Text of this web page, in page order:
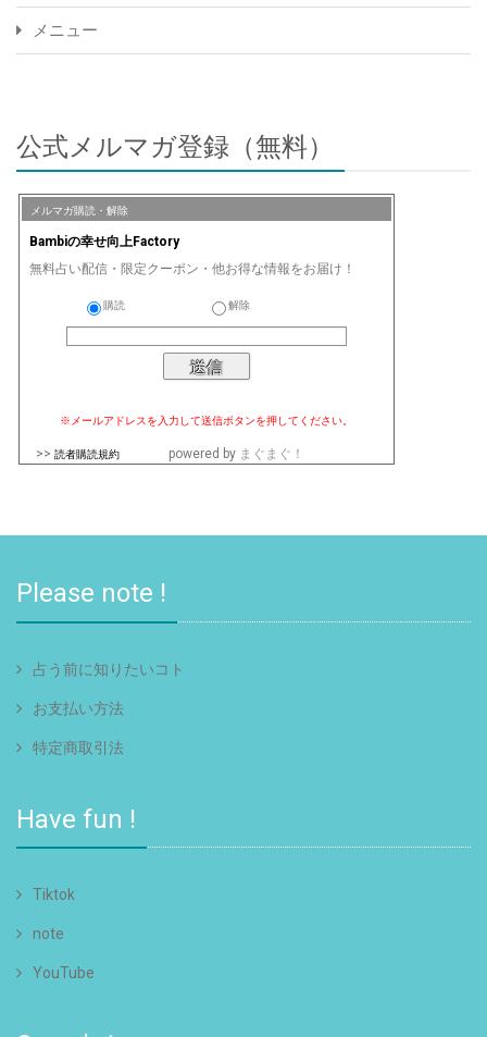
メニュー
公式メルマガ登録（無料）
メルマガ購読・解除
Bambiの幸せ向上Factory
無料占い配信・限定クーポン・他お得な情報をお届け！
購読 解除
※メールアドレスを入力して送信ボタンを押してください。
>> 読者購読規約 powered by まぐまぐ！
Please note !
占う前に知りたいコト
お支払い方法
特定商取引法
Have fun !
Tiktok
note
YouTube